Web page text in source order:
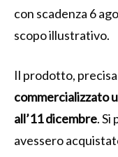
con scadenza 6
scopo illustrativo.
Il prodotto,
commercializzato
all’11 dicembre. Si
avessero